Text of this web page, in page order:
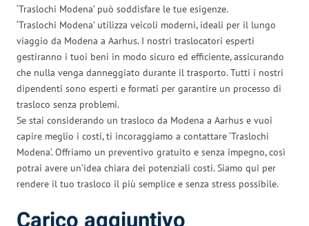
‘Traslochi Modena’ può soddisfare le tue esigenze.
‘Traslochi Modena’ utilizza veicoli moderni, ideali per il lungo
viaggio da Modena a Aarhus. I nostri traslocatori esperti
gestiranno i tuoi beni in modo sicuro ed efficiente, assicurando
che nulla venga danneggiato durante il trasporto. Tutti i nostri
dipendenti sono esperti e formati per garantire un processo di
trasloco senza problemi.
Se stai considerando un trasloco da Modena a Aarhus e vuoi
capire meglio i costi, ti incoraggiamo a contattare ‘Traslochi
Modena’. Offriamo un preventivo gratuito e senza impegno, così
potrai avere un’idea chiara dei potenziali costi. Siamo qui per
rendere il tuo trasloco il più semplice e senza stress possibile.